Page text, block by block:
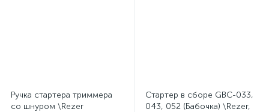
Ручка стартера триммера
со шнуром \Rezer
Стартер в сборе GBC-033,
043, 052 (Бабочка) \Rezer,